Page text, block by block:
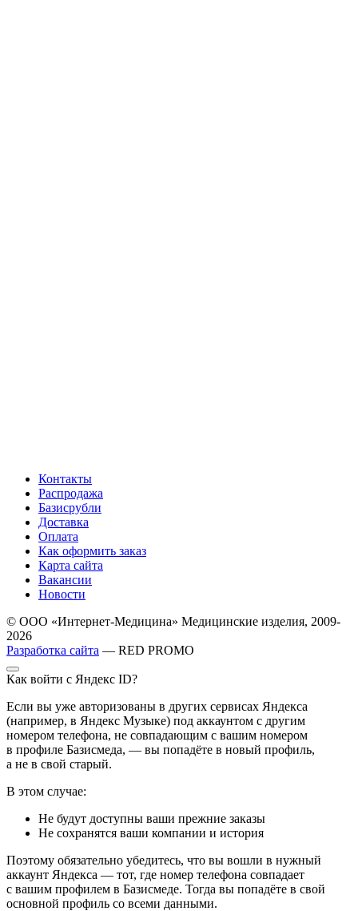
Контакты
Распродажа
Базисрубли
Доставка
Оплата
Как оформить заказ
Карта сайта
Вакансии
Новости
© ООО «Интернет-Медицина» Медицинские изделия, 2009-
2026
Разработка сайта — RED PROMO
Как войти с Яндекс ID?
Если вы уже авторизованы в других сервисах Яндекса
(например, в Яндекс Музыке) под аккаунтом с другим
номером телефона, не совпадающим с вашим номером
в профиле Базисмеда, — вы попадёте в новый профиль,
а не в свой старый.
В этом случае:
Не будут доступны ваши прежние заказы
Не сохранятся ваши компании и история
Поэтому обязательно убедитесь, что вы вошли в нужный
аккаунт Яндекса — тот, где номер телефона совпадает
с вашим профилем в Базисмеде. Тогда вы попадёте в свой
основной профиль со всеми данными.